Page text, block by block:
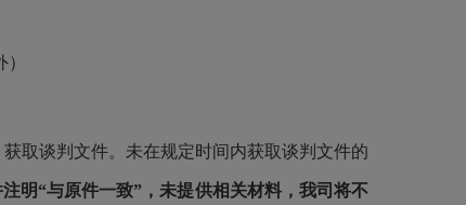
取谈判文件。未在规定时间内获取谈判文件的
明“与原件一致”，未提供相关材料，我司将不